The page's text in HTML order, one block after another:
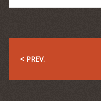
< PREV.